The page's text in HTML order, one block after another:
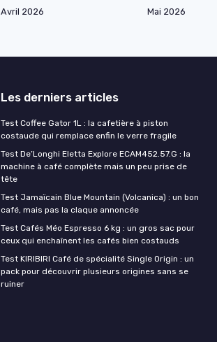
Avril 2026 Mai 2026
Les derniers articles
Test Coffee Gator 1L : la cafetière à piston
costaude qui remplace enfin le verre fragile
Test De’Longhi Eletta Explore ECAM452.57.G : la
machine à café complète mais un peu prise de
tête
Test Jamaïcain Blue Mountain (Volcanica) : un bon
café, mais pas la claque annoncée
Test Cafés Méo Espresso 6 kg : un gros sac pour
ceux qui enchaînent les cafés bien costauds
Test KIRIBIRI Café de spécialité Single Origin : un
pack pour découvrir plusieurs origines sans se
ruiner